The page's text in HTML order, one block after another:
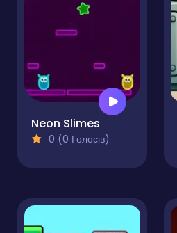
Neon Slimes
0 (0 Голосів)